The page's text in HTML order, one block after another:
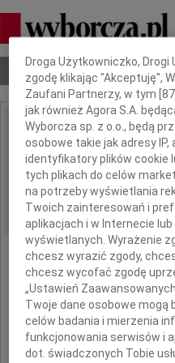
Nekrologi Odeszli
IMIĘ I NAZWISKO:
REGION: Katowice
DATA EMISJI: 27.08.2021
Z głębokim
Dbamy o Twoją prywatność
Droga Użytkowniczko,
zgodę klikając "Akceptuję",
Zaufani Partnerzy, w tym [
jak również Agora S.A.
Wyborcza sp. z o.o., będą
osobowe takie jak adresy
identyfikatory plików cookie
tych plikach do celów
na potrzeby wyświetlania
Twoich zainteresowań i
aplikacjach i w Internecie
wyświetlanych. Wyrażenie
chcesz wyrazić zgody,
chcesz wycofać zgodę
„Ustawień
Twoje dane osobowe
celów badania i mierzenia
funkcjonowania serwisów i
dot. świadczonych Tobie